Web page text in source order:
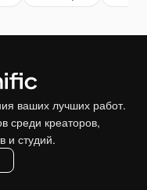
ваших лучших работ.
среди креаторов,
и студий.